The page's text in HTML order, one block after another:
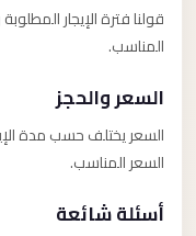
قولنا فترة الإيجار
المناسب.
السعر والحجز
السعر يختلف حسب مدة
السعر المناسب.
أسئلة شائعة